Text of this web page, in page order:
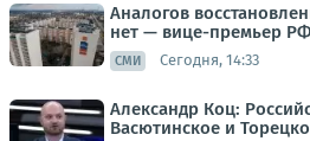
Аналогов
нет — вице-премьер
СМИ Сегодня, 14:33
Александр Коц:
Васютинское и